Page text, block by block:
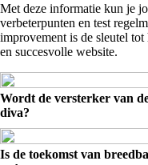
Met deze informatie kun je
verbeterpunten en test
improvement is de sleutel
en succesvolle website.
Wordt de versterker van
diva?
Is de toekomst van